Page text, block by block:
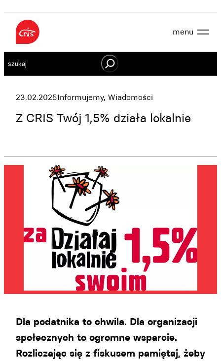
Przejdź
treści
menu
Aktualności
Wspieraj nas
OWES
Oferta
Szukaj
23.02.2025Informujemy, Wiadomości
Z CRIS Twój 1,5% działa lokalnie
Dla podatnika to chwila. Dla organizacji
społecznych to ogromne wsparcie.
Rozliczając się z fiskusem pamiętaj, żeby